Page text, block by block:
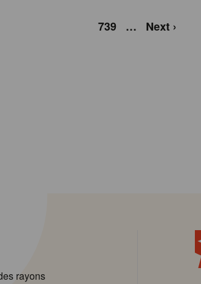
739 … Next ›
rayons